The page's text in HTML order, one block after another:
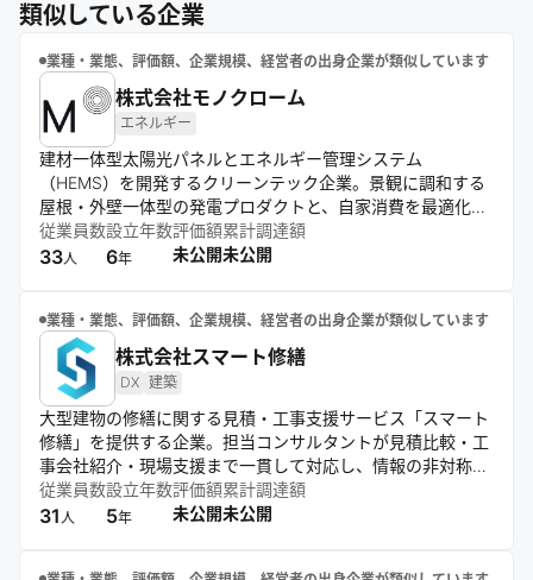
類似している企業
業種・業態、評価額、企業規模、経営者の出身企業が類似しています
株式会社モノクローム
エネルギー
建材一体型太陽光パネルとエネルギー管理システム
（HEMS）を開発するクリーンテック企業。景観に調和する
屋根・外壁一体型の発電プロダクトと、自家消費を最適化す
る次世代HEMSの提供を主軸とする。意匠性と環境性能を融
合させ、自分で使う電気は自分で賄う、持続可能で美しい暮
従業員数
33人
設立年数
6年
評価額
未公開
累計調達額
未公開
業種・業態、評価額、企業規模、経営者の出身企業が類似しています
株式会社スマート修繕
DX 建築
大型建物の修繕に関する見積・工事支援サービス「スマート
修繕」を提供する企業。担当コンサルタントが見積比較・工
事会社紹介・現場支援まで一貫して対応し、情報の非対称性
を解消して適正な工事を実現。ドローン点検や建替支援サー
ビスも展開し、安心できる建物再生を支える。
従業員数
31人
設立年数
5年
評価額
未公開
累計調達額
未公開